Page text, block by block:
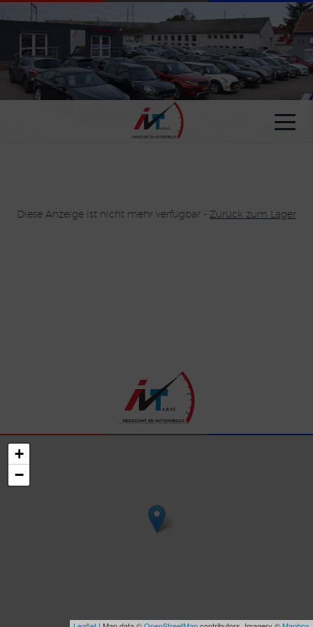
Diese Anzeige ist nicht mehr verfügbar - Zurück zum Lager
+
−
Cookie-Einstellungen